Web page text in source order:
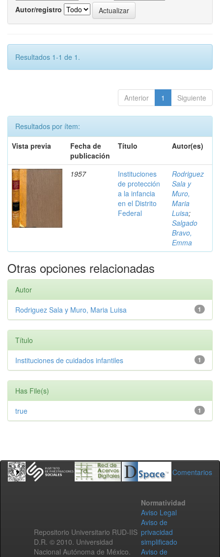
Autor/registro
Resultados 1-1 de 1.
Anterior 1 Siguiente
Resultados por ítem:
Vista previa
Fecha de
publicación
Título Autor(es)
1957
Instituciones
de protección
a la infancia
en el Distrito
Federal
Rodriguez
Sala y
Muro,
Maria
Luisa;
Salgado
Bravo,
Emma
Otras opciones relacionadas
Autor
1
Rodriguez Sala y Muro, Maria Luisa
Título
1
Instituciones de cuidados infantiles
Has File(s)
1
true
Comentarios
Repositorio Universitario RUD-IIS
D.R. © 2010. Universidad
Nacional Autónoma de México.
Normatividad
Aviso Legal
Aviso de
privacidad
simplificado
Aviso de